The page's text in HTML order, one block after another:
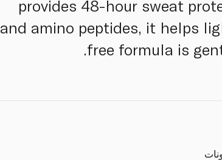
provides 48-hour sweat
and amino peptides, it helps
free formula is